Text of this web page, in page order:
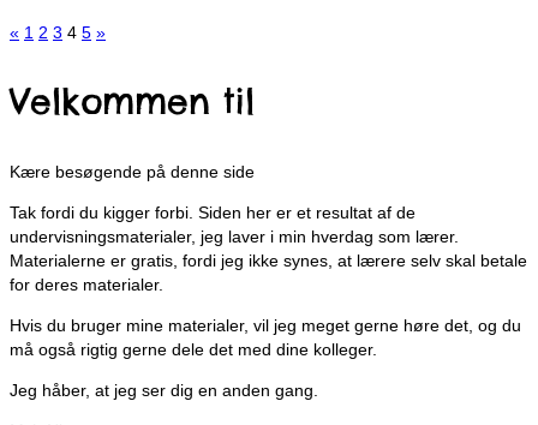
Navigation
til
« 1 2 3 4 5 »
Velkommen til
Kære besøgende på denne side
Tak fordi du kigger forbi. Siden her er et resultat af de
undervisningsmaterialer, jeg laver i min hverdag som lærer.
Materialerne er gratis, fordi jeg ikke synes, at lærere selv skal betale
for deres materialer.
Hvis du bruger mine materialer, vil jeg meget gerne høre det, og du
må også rigtig gerne dele det med dine kolleger.
Jeg håber, at jeg ser dig en anden gang.